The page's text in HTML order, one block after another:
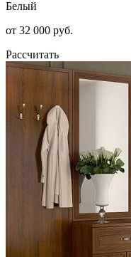
Белый
от 32 000 руб.
Рассчитать